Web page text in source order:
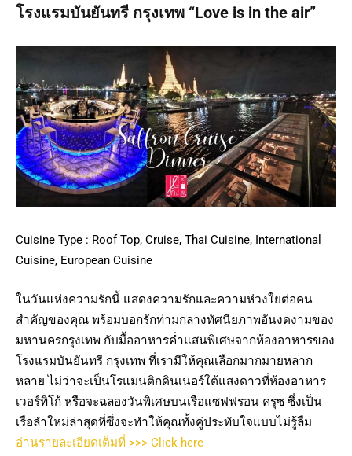
โรงแรมบันยันทรี กรุงเทพ “Love is in the air”
Cuisine Type : Roof Top, Cruise, Thai Cuisine, International
Cuisine, European Cuisine
ในวันแห่งความรักนี้ แสดงความรักและความห่วงใยต่อคน
สำคัญของคุณ พร้อมบอกรักท่ามกลางทัศนียภาพอันงดงามของ
มหานครกรุงเทพ กับมื้ออาหารค่ำแสนพิเศษจากห้องอาหารของ
โรงแรมบันยันทรี กรุงเทพ ที่เรามีให้คุณเลือกมากมายหลาก
หลาย ไม่ว่าจะเป็นโรแมนติกดินเนอร์ใต้แสงดาวที่ห้องอาหาร
เวอร์ทิโก้ หรือจะฉลองวันพิเศษบนเรือแซฟฟรอน ครุซ ซึ่งเป็น
เรือลำใหม่ล่าสุดที่ซึ่งจะทำให้คุณทั้งคู่ประทับใจแบบไม่รู้ลืม
อ่านรายละเอียดเต็มที่ >>> Click here